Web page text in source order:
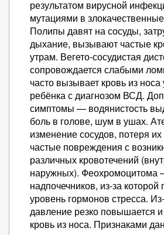
результатом вирусной
мутациями в
Полипы давят на сосуды,
дыхание, вызывают частые
утрам. Вегето-сосудистая
сопровождается слабыми
часто вызывает кровь из носа
ребёнка с диагнозом ВСД.
симптомы — водянистость
боль в голове, шум в ушах.
изменение сосудов, потеря их
частые повреждения с
различных кровотечений
наружных). Феохромоцитома
надпочечников, из-за
уровень гормонов стресса.
давление резко повышается
кровь из носа. Признаками